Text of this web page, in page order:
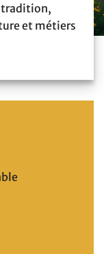
tradition,
et métiers